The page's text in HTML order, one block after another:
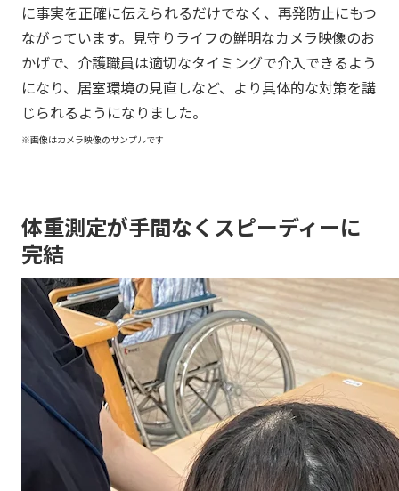
に事実を正確に伝えられるだけでなく、再発防止にもつ
ながっています。見守りライフの鮮明なカメラ映像のお
かげで、介護職員は適切なタイミングで介入できるよう
になり、居室環境の見直しなど、より具体的な対策を講
じられるようになりました。
※画像はカメラ映像のサンプルです
体重測定が手間なくスピーディーに
完結